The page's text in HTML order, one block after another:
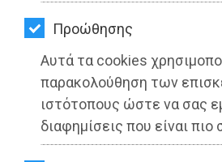
Προώθησης
Αυτά τα cookies
παρακολούθηση των
ιστότοπους ώστε να σας
διαφημίσεις που είναι
ΚΑΤΟΙΚΙΔΙΟ
ΑΓΓΕΛΙΕΣ
ΕΦΗΜΕΡΙΔΕΣ
OΔΗΓΟΣ
ΑΓΟΡΑΣ
Τίτλοι τέλους για την
της Βασιλέως Παύλου
Διαβάστηκε 4002 φορές